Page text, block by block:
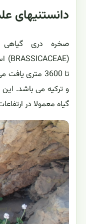
دانستنیهای
صخره دری گیاهی
تا 3600 متری
گیاه معمولا در